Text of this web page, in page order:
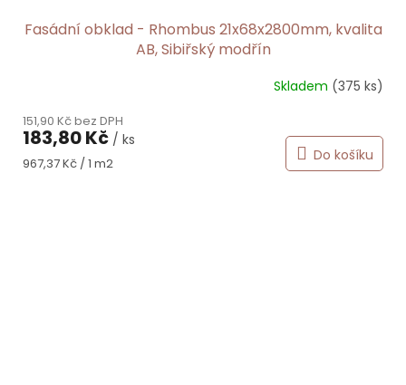
Fasádní obklad - Rhombus 21x68x2800mm, kvalita
AB, Sibiřský modřín
Skladem (375 ks)
151,90 Kč bez DPH
183,80 Kč / ks
Měrná
967,37 Kč / 1 m2 Do košíku